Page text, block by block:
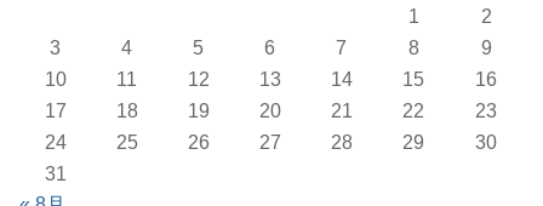
1
2
3
4 5 6 7 8
9
10
11 12 13 14 15
16
17
18 19 20 21 22
23
24
25 26 27 28 29
30
31